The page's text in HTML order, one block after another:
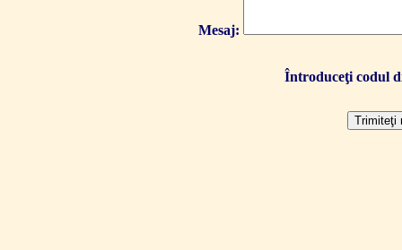
Mesaj:
Întroduceţi codul